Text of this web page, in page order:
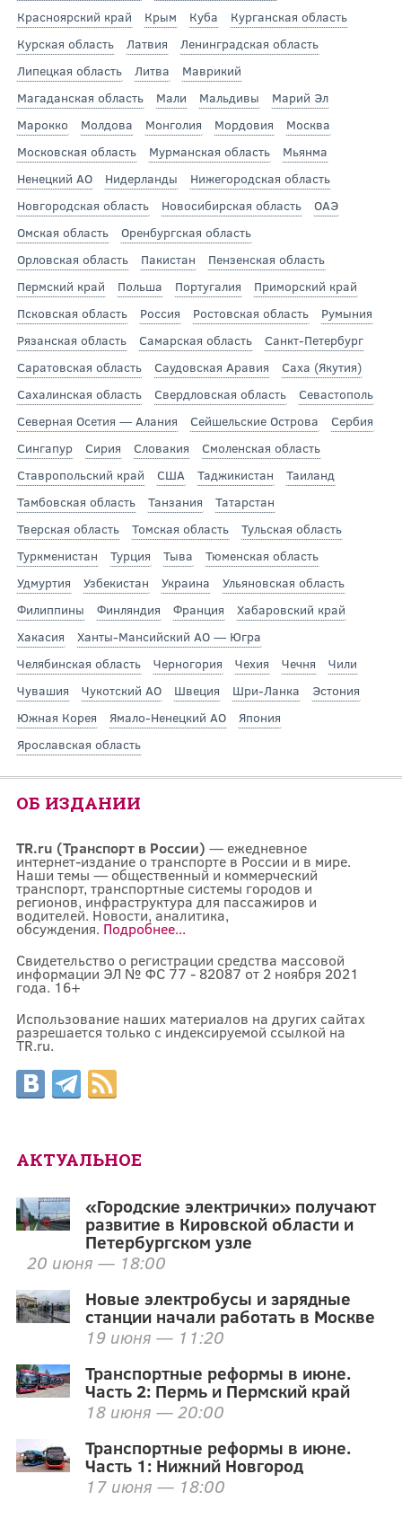
Красноярский край
Крым Куба
Курганская область
Курская область
Латвия
Ленинградская область
Липецкая область
Литва
Маврикий
Магаданская область
Мали Мальдивы
Марий Эл
Марокко
Молдова Монголия Мордовия
Москва
Московская область
Мурманская область
Мьянма
Ненецкий АО
Нидерланды
Нижегородская область
Новгородская область
Новосибирская область
ОАЭ
Омская область
Оренбургская область
Орловская область
Пакистан
Пензенская область
Пермский край
Польша Португалия
Приморский край
Псковская область
Россия Ростовская область
Румыния
Рязанская область
Самарская область
Санкт-Петербург
Саратовская область
Саудовская Аравия
Саха (Якутия)
Сахалинская область
Свердловская область
Севастополь
Северная Осетия — Алания
Сейшельские Острова
Сербия
Сингапур
Сирия Словакия
Смоленская область
Ставропольский край
США Таджикистан
Таиланд
Тамбовская область
Танзания
Татарстан
Тверская область
Томская область
Тульская область
Туркменистан
Турция Тыва
Тюменская область
Удмуртия
Узбекистан Украина
Ульяновская область
Филиппины
Финляндия Франция
Хабаровский край
Хакасия
Ханты-Мансийский АО — Югра
Челябинская область
Черногория Чехия Чечня
Чили
Чувашия
Чукотский АО Швеция Шри-Ланка
Эстония
Южная Корея
Ямало-Ненецкий АО
Япония
Ярославская область
ОБ ИЗДАНИИ
TR.ru (Транспорт в России) — ежедневное
интернет-издание о транспорте в России и в мире.
Наши темы — общественный и коммерческий
транспорт, транспортные системы городов и
регионов, инфраструктура для пассажиров и
водителей. Новости, аналитика,
обсуждения. Подробнее...
Свидетельство о регистрации средства массовой
информации ЭЛ № ФС 77 - 82087 от 2 ноября 2021
года. 16+
Использование наших материалов на других сайтах
разрешается только с индексируемой ссылкой на
TR.ru.
АКТУАЛЬНОЕ
«Городские электрички» получают
развитие в Кировской области и
Петербургском узле
20 июня — 18:00
Новые электробусы и зарядные
станции начали работать в Москве
19 июня — 11:20
Транспортные реформы в июне.
Часть 2: Пермь и Пермский край
18 июня — 20:00
Транспортные реформы в июне.
Часть 1: Нижний Новгород
17 июня — 18:00